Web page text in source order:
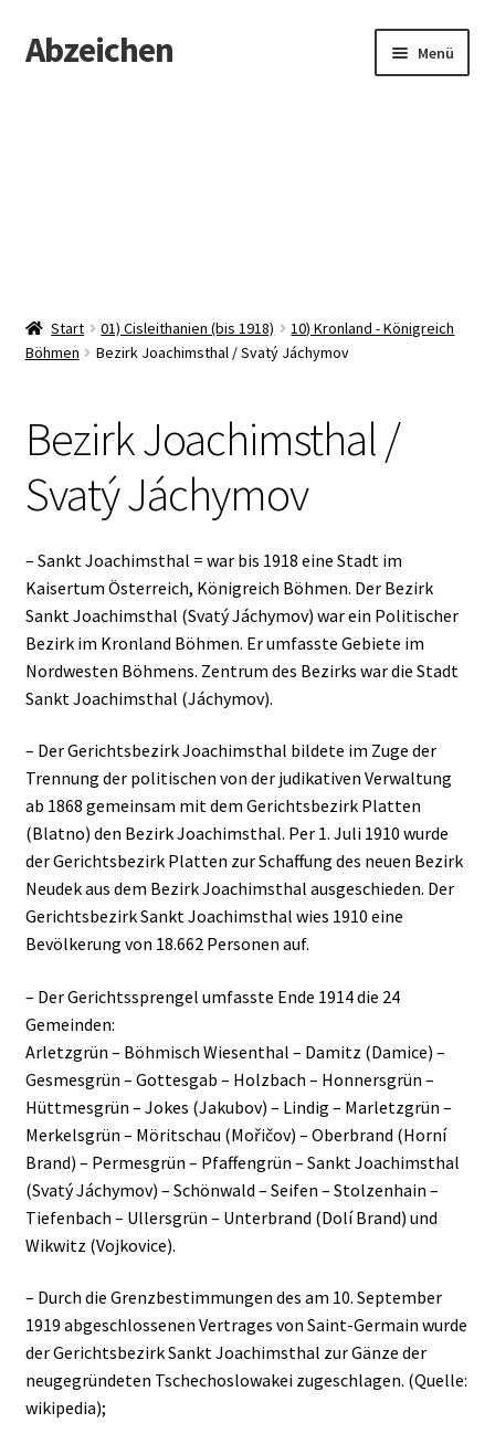
Zur
Navigation
Zum
Inhalt
Abzeichen Menü
Start 01) Cisleithanien (bis 1918)
10) Kronland - Königreich
Böhmen
Bezirk Joachimsthal / Svatý Jáchymov
Bezirk Joachimsthal /
Svatý Jáchymov
– Sankt Joachimsthal = war bis 1918 eine Stadt im
Kaisertum Österreich, Königreich Böhmen. Der Bezirk
Sankt Joachimsthal (Svatý Jáchymov) war ein Politischer
Bezirk im Kronland Böhmen. Er umfasste Gebiete im
Nordwesten Böhmens. Zentrum des Bezirks war die Stadt
Sankt Joachimsthal (Jáchymov).
– Der Gerichtsbezirk Joachimsthal bildete im Zuge der
Trennung der politischen von der judikativen Verwaltung
ab 1868 gemeinsam mit dem Gerichtsbezirk Platten
(Blatno) den Bezirk Joachimsthal. Per 1. Juli 1910 wurde
der Gerichtsbezirk Platten zur Schaffung des neuen Bezirk
Neudek aus dem Bezirk Joachimsthal ausgeschieden. Der
Gerichtsbezirk Sankt Joachimsthal wies 1910 eine
Bevölkerung von 18.662 Personen auf.
– Der Gerichtssprengel umfasste Ende 1914 die 24
Gemeinden:
Arletzgrün – Böhmisch Wiesenthal – Damitz (Damice) –
Gesmesgrün – Gottesgab – Holzbach – Honnersgrün –
Hüttmesgrün – Jokes (Jakubov) – Lindig – Marletzgrün –
Merkelsgrün – Möritschau (Mořičov) – Oberbrand (Horní
Brand) – Permesgrün – Pfaffengrün – Sankt Joachimsthal
(Svatý Jáchymov) – Schönwald – Seifen – Stolzenhain –
Tiefenbach – Ullersgrün – Unterbrand (Dolí Brand) und
Wikwitz (Vojkovice).
– Durch die Grenzbestimmungen des am 10. September
1919 abgeschlossenen Vertrages von Saint-Germain wurde
der Gerichtsbezirk Sankt Joachimsthal zur Gänze der
neugegründeten Tschechoslowakei zugeschlagen. (Quelle:
wikipedia);